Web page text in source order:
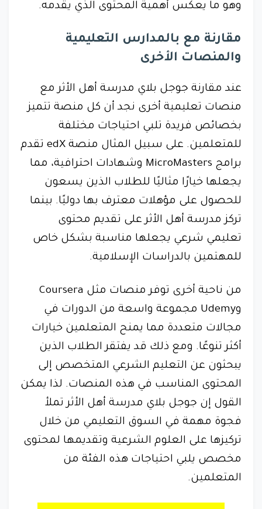
وهو ما يعكس أهمية المحتوى الذي يقدمه.
مقارنة مع بالمدارس التعليمية
والمنصات الأخرى
عند مقارنة جوجل بلاي مدرسة أهل الأثر مع
منصات تعليمية أخرى نجد أن كل منصة تتميز
بخصائص فريدة تلبي احتياجات مختلفة
للمتعلمين. على سبيل المثال منصة edX تقدم
برامج MicroMasters وشهادات احترافية، مما
يجعلها خيارًا مثاليًا للطلاب الذين يسعون
للحصول على مؤهلات معترف بها دوليًا. بينما
تركز مدرسة أهل الأثر على تقديم محتوى
تعليمي شرعي يجعلها مناسبة بشكل خاص
للمهتمين بالدراسات الإسلامية.
من ناحية أخرى توفر منصات مثل Coursera
وUdemy مجموعة واسعة من الدورات في
مجالات متعددة مما يمنح المتعلمين خيارات
أكثر تنوعًا. ومع ذلك قد يفتقر الطلاب الذين
يبحثون عن التعليم الشرعي المتخصص إلى
المحتوى المناسب في هذه المنصات. لذا يمكن
القول إن جوجل بلاي مدرسة أهل الأثر تملأ
فجوة مهمة في السوق التعليمي من خلال
تركيزها على العلوم الشرعية وتقديمها لمحتوى
مخصص يلبي احتياجات هذه الفئة من
المتعلمين.